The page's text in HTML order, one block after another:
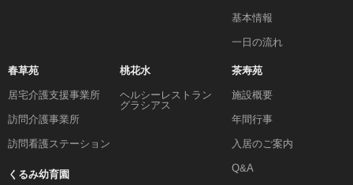
基本情報
一日の流れ
春草苑
居宅介護支援事業所
訪問介護事業所
訪問看護ステーション
くるみ幼育園
桃花水
ヘルシーレストラン
グラシアス
茶寿苑
施設概要
年間行事
入居のご案内
Q&A